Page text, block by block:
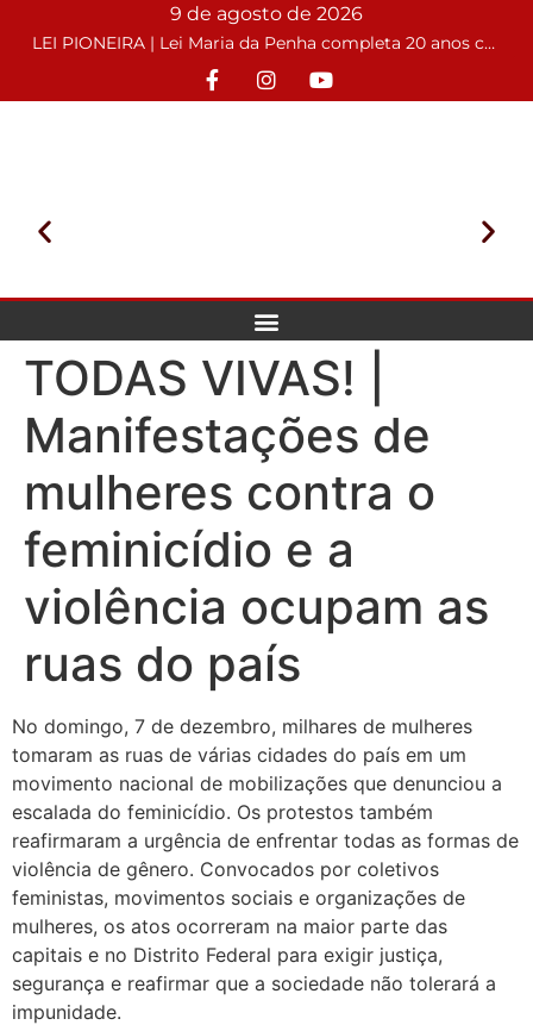
9 de agosto de 2026
LEI PIONEIRA | Lei Maria da Penha completa 20 anos com o desafio de conter casos de feminicídios
TODAS VIVAS! |
Manifestações de
mulheres contra o
feminicídio e a
violência ocupam as
ruas do país
No domingo, 7 de dezembro, milhares de mulheres
tomaram as ruas de várias cidades do país em um
movimento nacional de mobilizações que denunciou a
escalada do feminicídio. Os protestos também
reafirmaram a urgência de enfrentar todas as formas de
violência de gênero. Convocados por coletivos
feministas, movimentos sociais e organizações de
mulheres, os atos ocorreram na maior parte das
capitais e no Distrito Federal para exigir justiça,
segurança e reafirmar que a sociedade não tolerará a
impunidade.